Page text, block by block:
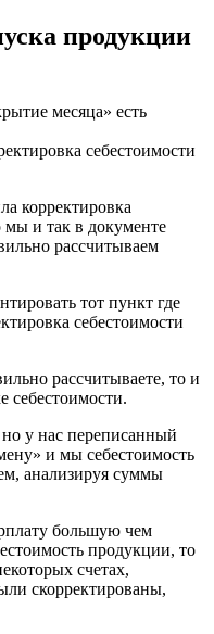
продукции
месяца» есть
себестоимости
корректировка
мы и так в документе
рассчитываем
тот пункт где
себестоимости
рассчитываете, то и
себестоимости.
у нас переписанный
и мы себестоимость
анализируя суммы
большую чем
продукции, то
счетах,
скорректированы,